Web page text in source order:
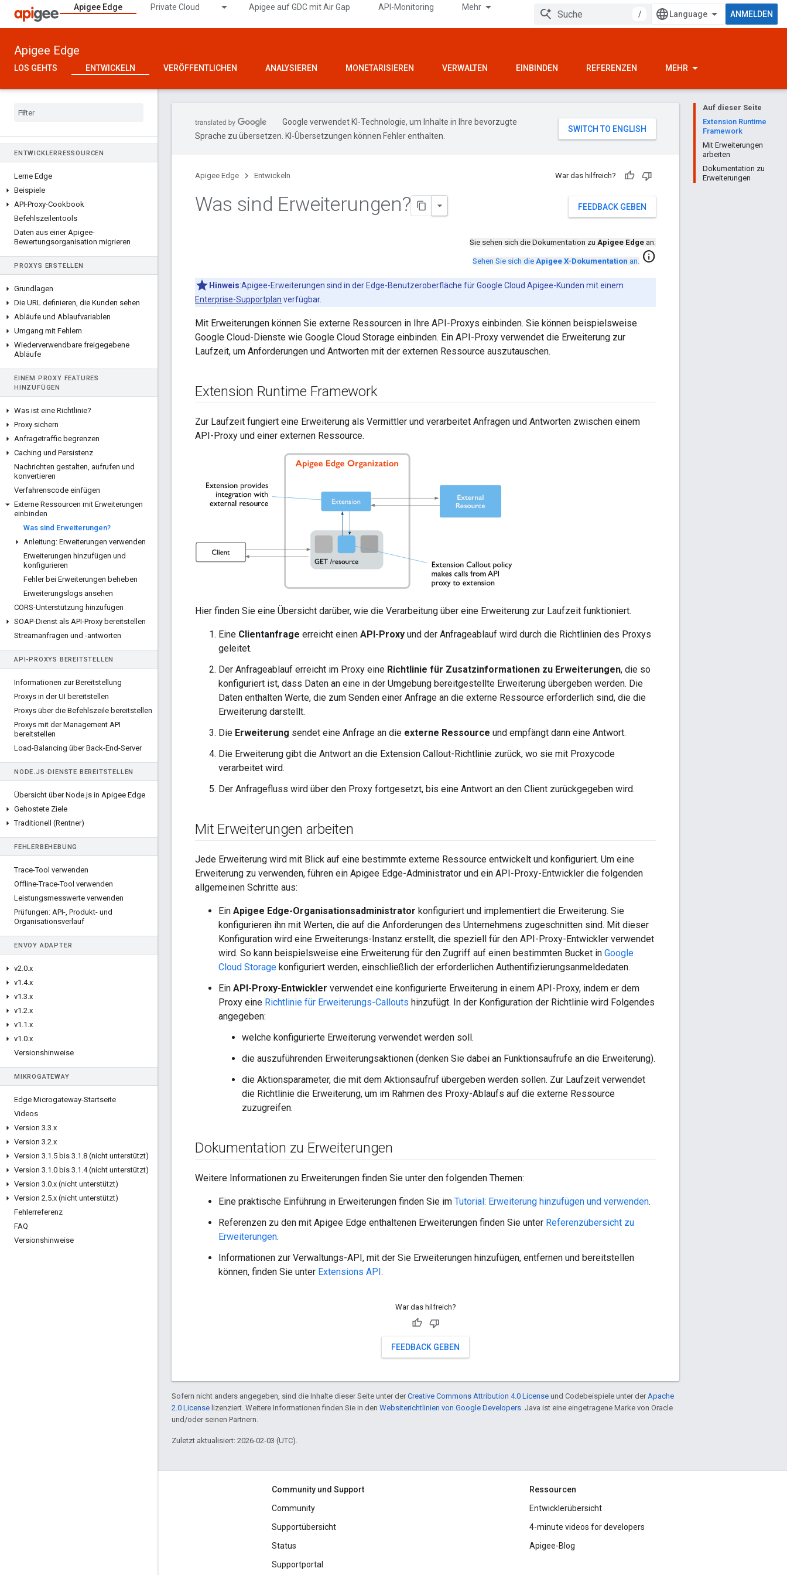
Apigee Edge Private Cloud Apigee auf GDC mit Air Gap API-Monitoring Mehr
/ ANMELDEN
Apigee Edge
LOS GEHTS ENTWICKELN VERÖFFENTLICHEN ANALYSIEREN MONETARISIEREN VERWALTEN EINBINDEN REFERENZEN MEHR
ENTWICKLERRESSOURCEN
Lerne Edge
Beispiele
API-Proxy-Cookbook
Befehlszeilentools
Daten aus einer Apigee-
Bewertungsorganisation migrieren
PROXYS ERSTELLEN
Grundlagen
Die URL definieren, die Kunden sehen
Abläufe und Ablaufvariablen
Umgang mit Fehlern
Wiederverwendbare freigegebene
Abläufe
EINEM PROXY FEATURES
HINZUFÜGEN
Was ist eine Richtlinie?
Proxy sichern
Anfragetraffic begrenzen
Caching und Persistenz
Nachrichten gestalten, aufrufen und
konvertieren
Verfahrenscode einfügen
Externe Ressourcen mit Erweiterungen
einbinden
Was sind Erweiterungen?
Anleitung: Erweiterungen verwenden
Erweiterungen hinzufügen und
konfigurieren
Fehler bei Erweiterungen beheben
Erweiterungslogs ansehen
CORS-Unterstützung hinzufügen
SOAP-Dienst als API-Proxy bereitstellen
Streamanfragen und -antworten
API-PROXYS BEREITSTELLEN
Informationen zur Bereitstellung
Proxys in der UI bereitstellen
Proxys über die Befehlszeile bereitstellen
Proxys mit der Management API
bereitstellen
Load-Balancing über Back-End-Server
NODE. JS-DIENSTE BEREITSTELLEN
Übersicht über Node.js in Apigee Edge
Gehostete Ziele
Traditionell (Rentner)
FEHLERBEHEBUNG
Trace-Tool verwenden
Offline-Trace-Tool verwenden
Leistungsmesswerte verwenden
Prüfungen: API-, Produkt- und
Organisationsverlauf
ENVOY ADAPTER
v2.0.x
v1 .4.x
v1 .3.x
v1 .2.x
v1 .1 .x
v1 .0.x
Versionshinweise
MIKROGATEWAY
Edge Microgateway-Startseite
Videos
Version 3.3.x
Version 3.2.x
Version 3.1 .5 bis 3.1 .8 (nicht unterstützt)
Version 3.1 .0 bis 3.1 .4 (nicht unterstützt)
Version 3.0.x (nicht unterstützt)
Version 2.5.x (nicht unterstützt)
Fehlerreferenz
FAQ
Versionshinweise
Auf dieser Seite
Extension Runtime
Framework
Mit Erweiterungen
arbeiten
Dokumentation zu
Erweiterungen
Google verwendet KI-Technologie, um Inhalte in Ihre bevorzugte
Sprache zu übersetzen. KI-Übersetzungen können Fehler enthalten.
Apigee Edge Entwickeln War das hilfreich?
FEEDBACK GEBEN
Was sind Erweiterungen?
Sie sehen sich die Dokumentation zu Apigee Edge an.
Sehen Sie sich die Apigee X-Dokumentation an. info
Hinweis:Apigee-Erweiterungen sind in der Edge-Benutzeroberfläche für Google Cloud Apigee-Kunden mit einem
Enterprise-Supportplan verfügbar.
Mit Erweiterungen können Sie externe Ressourcen in Ihre API-Proxys einbinden. Sie können beispielsweise
Google Cloud-Dienste wie Google Cloud Storage einbinden. Ein API-Proxy verwendet die Erweiterung zur
Laufzeit, um Anforderungen und Antworten mit der externen Ressource auszutauschen.
Extension Runtime Framework
Zur Laufzeit fungiert eine Erweiterung als Vermittler und verarbeitet Anfragen und Antworten zwischen einem
API-Proxy und einer externen Ressource.
Hier finden Sie eine Übersicht darüber, wie die Verarbeitung über eine Erweiterung zur Laufzeit funktioniert.
Eine Clientanfrage erreicht einen API-Proxy und der Anfrageablauf wird durch die Richtlinien des Proxys
geleitet.
Der Anfrageablauf erreicht im Proxy eine Richtlinie für Zusatzinformationen zu Erweiterungen, die so
konfiguriert ist, dass Daten an eine in der Umgebung bereitgestellte Erweiterung übergeben werden. Die
Daten enthalten Werte, die zum Senden einer Anfrage an die externe Ressource erforderlich sind, die die
Erweiterung darstellt.
Die Erweiterung sendet eine Anfrage an die externe Ressource und empfängt dann eine Antwort.
Die Erweiterung gibt die Antwort an die Extension Callout-Richtlinie zurück, wo sie mit Proxycode
verarbeitet wird.
Der Anfragefluss wird über den Proxy fortgesetzt, bis eine Antwort an den Client zurückgegeben wird.
Mit Erweiterungen arbeiten
Jede Erweiterung wird mit Blick auf eine bestimmte externe Ressource entwickelt und konfiguriert. Um eine
Erweiterung zu verwenden, führen ein Apigee Edge-Administrator und ein API-Proxy-Entwickler die folgenden
allgemeinen Schritte aus:
Ein Apigee Edge-Organisationsadministrator konfiguriert und implementiert die Erweiterung. Sie
konfigurieren ihn mit Werten, die auf die Anforderungen des Unternehmens zugeschnitten sind. Mit dieser
Konfiguration wird eine Erweiterungs-Instanz erstellt, die speziell für den API-Proxy-Entwickler verwendet
wird. So kann beispielsweise eine Erweiterung für den Zugriff auf einen bestimmten Bucket in Google
Cloud Storage konfiguriert werden, einschließlich der erforderlichen Authentifizierungsanmeldedaten.
Ein API-Proxy-Entwickler verwendet eine konfigurierte Erweiterung in einem API-Proxy, indem er dem
Proxy eine Richtlinie für Erweiterungs-Callouts hinzufügt. In der Konfiguration der Richtlinie wird Folgendes
angegeben:
welche konfigurierte Erweiterung verwendet werden soll.
die auszuführenden Erweiterungsaktionen (denken Sie dabei an Funktionsaufrufe an die Erweiterung).
die Aktionsparameter, die mit dem Aktionsaufruf übergeben werden sollen. Zur Laufzeit verwendet
die Richtlinie die Erweiterung, um im Rahmen des Proxy-Ablaufs auf die externe Ressource
zuzugreifen.
Dokumentation zu Erweiterungen
Weitere Informationen zu Erweiterungen finden Sie unter den folgenden Themen:
Eine praktische Einführung in Erweiterungen finden Sie im Tutorial: Erweiterung hinzufügen und verwenden.
Referenzen zu den mit Apigee Edge enthaltenen Erweiterungen finden Sie unter Referenzübersicht zu
Erweiterungen.
Informationen zur Verwaltungs-API, mit der Sie Erweiterungen hinzufügen, entfernen und bereitstellen
können, finden Sie unter Extensions API .
War das hilfreich?
FEEDBACK GEBEN
Sofern nicht anders angegeben, sind die Inhalte dieser Seite unter derCreative Commons Attribution 4.0 License und Codebeispiele unter derApache
2.0 License lizenziert. Weitere Informationen finden Sie in den Websiterichtlinien von Google Developers. Java ist eine eingetragene Marke von Oracle
und/oder seinen Partnern.
Zuletzt aktualisiert: 2026-02-03 (UTC).
Community und Support
Community
Supportübersicht
Status
Supportportal
Ressourcen
Entwicklerübersicht
4-minute videos for developers
Apigee-Blog